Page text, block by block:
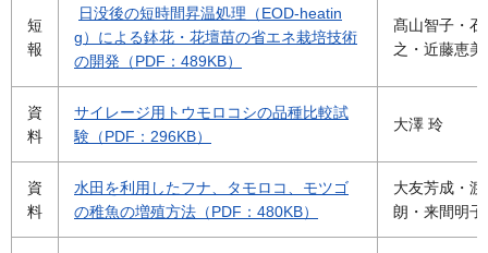
短
報
日没後の短時間昇温処理（EOD-heatin
g）による鉢花・花壇苗の省エネ栽培技術
の開発（PDF：489KB）
髙山智子・石
之・近藤恵
資
料
サイレージ用トウモロコシの品種比較試
験（PDF：296KB）
大澤 玲
資
料
水田を利用したフナ、タモロコ、モツゴ
の稚魚の増殖方法（PDF：480KB）
大友芳成・
朗・来間明子